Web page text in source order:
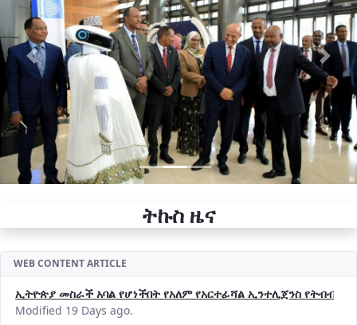
Previous Next
ትኩስ ዜና
WEB CONTENT ARTICLE
ኢትዮጵያ መስራች አባል የሆነችበት የአለም የአርተፊሻል ኢንተሊጀንስ የትብብር
Modified 19 Days ago.